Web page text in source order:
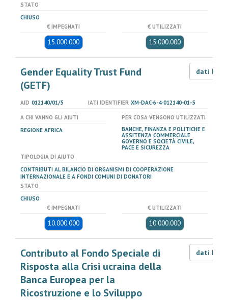
STATO
CHIUSO
€ IMPEGNATI
15.000.000
€ UTILIZZATI
15.000.000
Gender Equality Trust Fund
(GETF)
dati LOD
AID 012140/01/5 IATI IDENTIFIER XM-DAC-6-4-012140-01-5
A CHI VANNO GLI AIUTI
REGIONE AFRICA
PER COSA VENGONO UTILIZZATI
BANCHE, FINANZA E POLITICHE E
ASSITENZA COMMERCIALE
GOVERNO E SOCIETÀ CIVILE,
PACE E SICUREZZA
TIPOLOGIA DI AIUTO
CONTRIBUTI AL BILANCIO DI ORGANISMI DI COOPERAZIONE
INTERNAZIONALE E A FONDI COMUNI DI DONATORI
STATO
CHIUSO
€ IMPEGNATI
10.000.000
€ UTILIZZATI
10.000.000
Contributo al Fondo Speciale di
Risposta alla Crisi ucraina della
Banca Europea per la
Ricostruzione e lo Sviluppo
dati LOD